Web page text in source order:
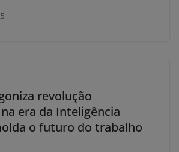
revolução
era da Inteligência
o futuro do trabalho